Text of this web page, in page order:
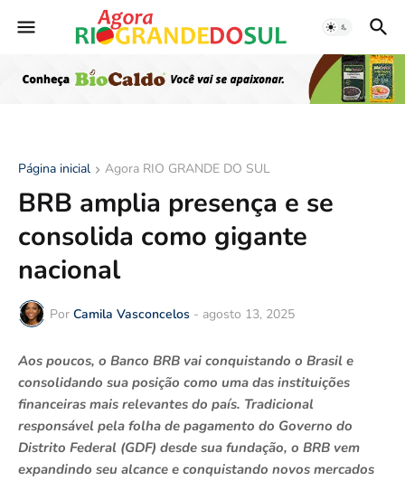
Página inicial Agora RIO GRANDE DO SUL
BRB amplia presença e se
consolida como gigante
nacional
Por Camila Vasconcelos - agosto 13, 2025
Aos poucos, o Banco BRB vai conquistando o Brasil e
consolidando sua posição como uma das instituições
financeiras mais relevantes do país. Tradicional
responsável pela folha de pagamento do Governo do
Distrito Federal (GDF) desde sua fundação, o BRB vem
expandindo seu alcance e conquistando novos mercados